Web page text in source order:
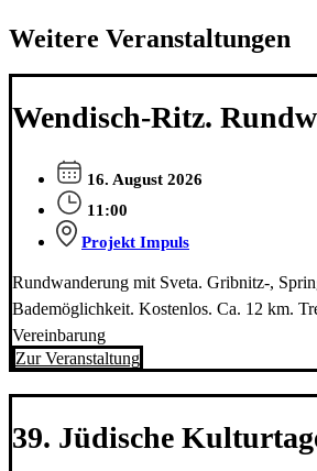
Weitere Veranstaltungen
Wendisch-Ritz.
16. August 2026
11:00
Projekt Impuls
Rundwanderung mit Sveta. Gribnitz-,
Bademöglichkeit. Kostenlos. Ca. 12 km.
Vereinbarung
Zur Veranstaltung
39. Jüdische